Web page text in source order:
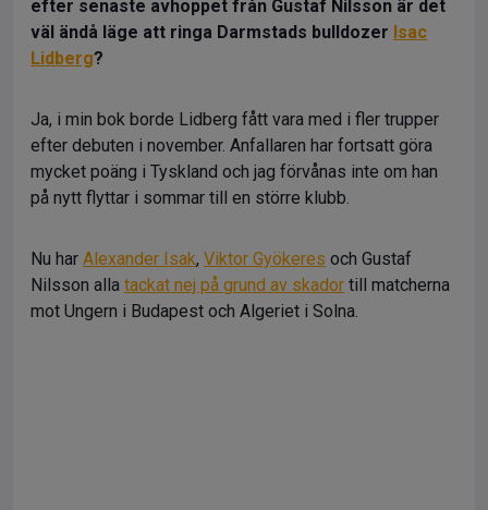
efter senaste avhoppet från Gustaf Nilsson är det
väl ändå läge att ringa Darmstads bulldozer Isac
Lidberg?
Ja, i min bok borde Lidberg fått vara med i fler trupper
efter debuten i november. Anfallaren har fortsatt göra
mycket poäng i Tyskland och jag förvånas inte om han
på nytt flyttar i sommar till en större klubb.
Nu har Alexander Isak, Viktor Gyökeres och Gustaf
Nilsson alla tackat nej på grund av skador till matcherna
mot Ungern i Budapest och Algeriet i Solna.